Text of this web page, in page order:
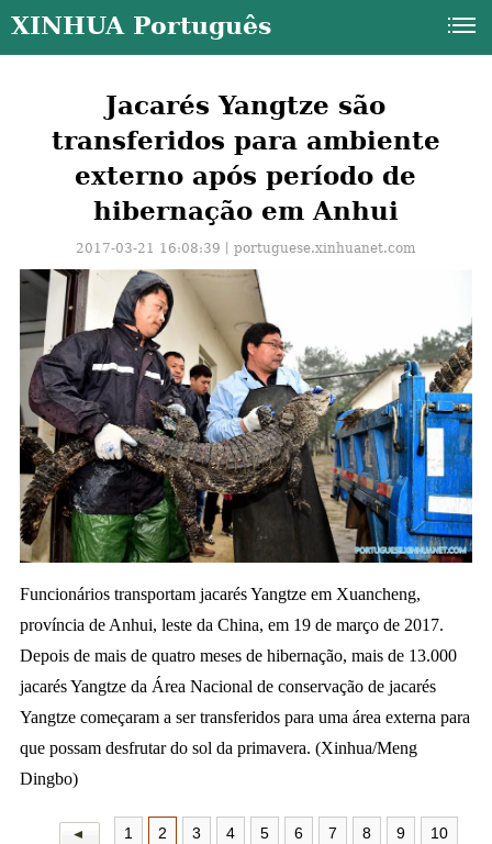
XINHUA Português
Jacarés Yangtze são
transferidos para ambiente
externo após período de
hibernação em Anhui
2017-03-21 16:08:39丨portuguese.xinhuanet.com
Funcionários transportam jacarés Yangtze em Xuancheng,
província de Anhui, leste da China, em 19 de março de 2017.
Depois de mais de quatro meses de hibernação, mais de 13.000
jacarés Yangtze da Área Nacional de conservação de jacarés
Yangtze começaram a ser transferidos para uma área externa para
que possam desfrutar do sol da primavera. (Xinhua/Meng
Dingbo)
1 2 3 4 5 6 7 8 9 10